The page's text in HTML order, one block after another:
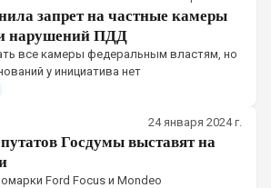
запрет на частные камеры
нарушений ПДД
все камеры федеральным властям, но
у инициатива нет
24 января 2024 г.
Госдумы выставят на
Ford Focus и Mondeo